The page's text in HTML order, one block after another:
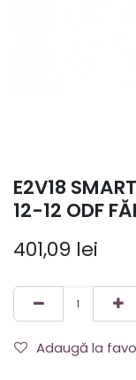
E2V18
12-12 ODF
401,09 lei
Adaugă la